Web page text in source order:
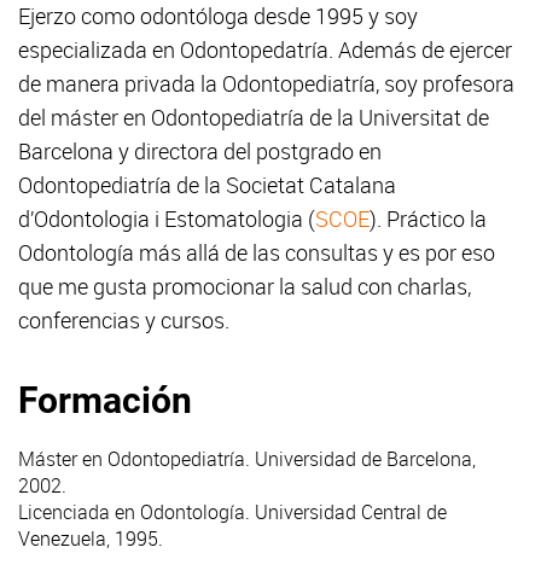
Ejerzo como odontóloga desde 1995 y soy
especializada en Odontopedatría. Además de ejercer
de manera privada la Odontopediatría, soy profesora
del máster en Odontopediatría de la Universitat de
Barcelona y directora del postgrado en
Odontopediatría de la Societat Catalana
d’Odontologia i Estomatologia (SCOE). Práctico la
Odontología más allá de las consultas y es por eso
que me gusta promocionar la salud con charlas,
conferencias y cursos.
Formación
Máster en Odontopediatría. Universidad de Barcelona,
2002.
Licenciada en Odontología. Universidad Central de
Venezuela, 1995.